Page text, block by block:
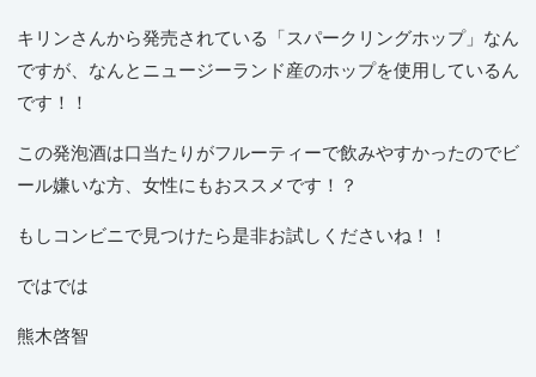
キリンさんから発売されている「スパークリングホップ」なん
ですが、なんとニュージーランド産のホップを使用しているん
です！！
この発泡酒は口当たりがフルーティーで飲みやすかったのでビ
ール嫌いな方、女性にもおススメです！？
もしコンビニで見つけたら是非お試しくださいね！！
ではでは
熊木啓智